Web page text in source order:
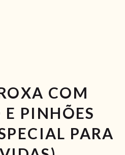
COM
E PINHÕES
PARA